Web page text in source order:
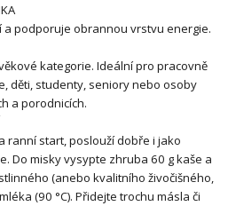
podporuje obrannou vrstvu energie.
kategorie. Ideální pro pracovně
děti, studenty, seniory nebo osoby
a porodnicích.
ranní start, poslouží dobře i jako
Do misky vysypte zhruba 60 g kaše a
(anebo kvalitního živočišného,
(90 °C). Přidejte trochu másla či